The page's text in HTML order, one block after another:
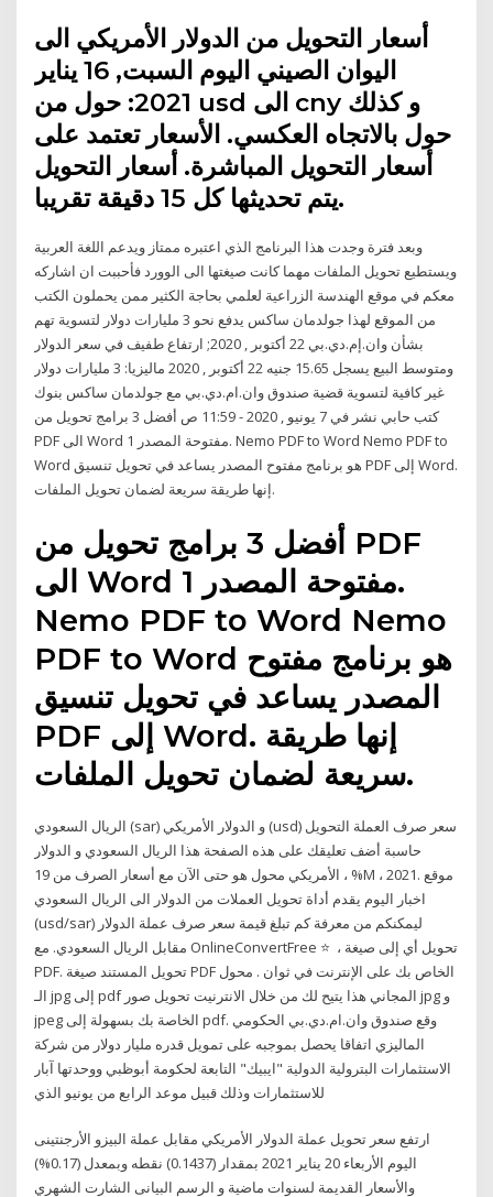
أسعار التحويل من الدولار الأمريكي الى
اليوان الصيني اليوم السبت, 16 يناير
2021: حول من usd الى cny و كذلك
حول بالاتجاه العكسي. الأسعار تعتمد على
أسعار التحويل المباشرة. أسعار التحويل
يتم تحديثها كل 15 دقيقة تقريبا.
وبعد فترة وجدت هذا البرنامج الذي اعتبره ممتاز ويدعم اللغة العربية
ويستطيع تحويل الملفات مهما كانت صيغتها الى الوورد فأحببت ان اشاركه
معكم في موقع الهندسة الزراعية لعلمي بحاجة الكثير ممن يحملون الكتب
من الموقع لهذا جولدمان ساكس يدفع نحو 3 مليارات دولار لتسوية تهم
بشأن وان.إم.دي.بي 22 أكتوبر , 2020; ارتفاع طفيف في سعر الدولار
ومتوسط البيع يسجل 15.65 جنيه 22 أكتوبر , 2020 ماليزيا: 3 مليارات دولار
غير كافية لتسوية قضية صندوق وان.ام.دي.بي مع جولدمان ساكس بنوك
كتب حابي نشر في 7 يونيو , 2020 - 11:59 ص أفضل 3 برامج تحويل من
PDF الى Word مفتوحة المصدر 1. Nemo PDF to Word Nemo PDF to
Word هو برنامج مفتوح المصدر يساعد في تحويل تنسيق PDF إلى Word.
إنها طريقة سريعة لضمان تحويل الملفات.
أفضل 3 برامج تحويل من PDF
الى Word مفتوحة المصدر 1.
Nemo PDF to Word Nemo
PDF to Word هو برنامج مفتوح
المصدر يساعد في تحويل تنسيق
PDF إلى Word. إنها طريقة
سريعة لضمان تحويل الملفات.
الريال السعودي (sar) و الدولار الأمريكي (usd) سعر صرف العملة التحويل
حاسبة أضف تعليقك على هذه الصفحة هذا الريال السعودي و الدولار
الأمريكي محول هو حتى الآن مع أسعار الصرف من 19 ، %M ، 2021. موقع
اخبار اليوم يقدم أداة تحويل العملات من الدولار الى الريال السعودي
(usd/sar) ليمكنكم من معرفة كم تبلغ قيمة سعر صرف عملة الدولار
مقابل الريال السعودي. مع OnlineConvertFree ⭐ ️ ، تحويل أي إلى صيغة
PDF. تحويل المستند صيغة PDF الخاص بك على الإنترنت في ثوان ️. محول
الـ jpg إلى pdf المجاني هذا يتيح لك من خلال الانترنيت تحويل صور jpg و
jpeg الخاصة بك بسهولة إلى pdf. وقع صندوق وان.ام.دي.بي الحكومي
الماليزي اتفاقا يحصل بموجبه على تمويل قدره مليار دولار من شركة
الاستثمارات البترولية الدولية "ايبيك" التابعة لحكومة أبوظبي ووحدتها آبار
للاستثمارات وذلك قبيل موعد الرابع من يونيو الذي
ارتفع سعر تحويل عملة الدولار الأمريكي مقابل عملة البيزو الأرجنتينى
اليوم الأربعاء 20 يناير 2021 بمقدار (0.1437) نقطه وبمعدل (0.17%)
والأسعار القديمة لسنوات ماضية و الرسم البيانى الشارت الشهري